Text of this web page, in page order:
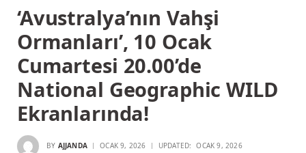
‘Avustralya’nın Vahşi
Ormanları’, 10 Ocak
Cumartesi 20.00’de
National Geographic WILD
Ekranlarında!
BY AJJANDA OCAK 9, 2026 UPDATED: OCAK 9, 2026